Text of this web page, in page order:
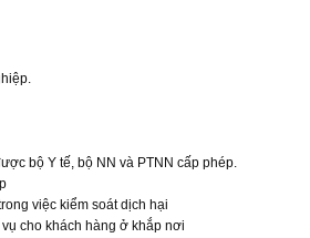
bộ Y tế, bộ NN và PTNN cấp phép.
việc kiểm soát dịch hại
cho khách hàng ở khắp nơi